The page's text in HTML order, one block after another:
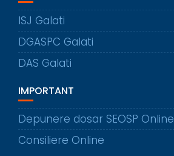
ISJ Galati
DGASPC Galati
DAS Galati
IMPORTANT
Depunere dosar SEOSP Online
Consiliere Online